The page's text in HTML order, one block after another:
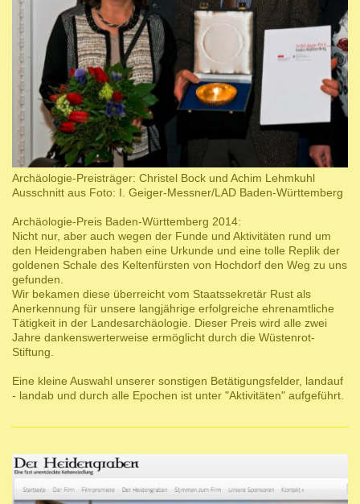
Archäologie-Preisträger: Christel Bock und Achim Lehmkuhl
Ausschnitt aus Foto: I. Geiger-Messner/LAD Baden-Württemberg
Archäologie-Preis Baden-Württemberg 2014:
Nicht nur, aber auch wegen der Funde und Aktivitäten rund um
den Heidengraben haben eine Urkunde und eine tolle Replik der
goldenen Schale des Keltenfürsten von Hochdorf den Weg zu uns
gefunden.
Wir bekamen diese überreicht vom Staatssekretär Rust als
Anerkennung für unsere langjährige erfolgreiche ehrenamtliche
Tätigkeit in der Landesarchäologie. Dieser Preis wird alle zwei
Jahre dankenswerterweise ermöglicht durch die Wüstenrot-
Stiftung.
Eine kleine Auswahl unserer sonstigen Betätigungsfelder, landauf
- landab und durch alle Epochen ist unter "Aktivitäten" aufgeführt.